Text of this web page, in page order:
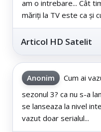
am o intrebare... Cât
măriți la TV este ca și
Articol HD Satelit
Anonim
Cum ai
sezonul 3? ca nu s-a
se lanseaza la nivel
vazut doar serialul...